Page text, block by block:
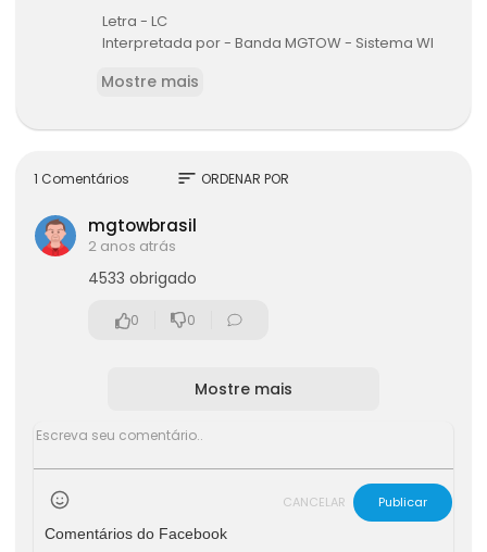
⁣⁣Letra - LC
Interpretada por - Banda MGTOW - Sistema WI
ossas plataformas -
Mostre mais
1 Comentários sort ORDENAR POR
mgtowbrasil
2 anos atrás
4533 obrigado
0 0
Mostre mais
CANCELAR
Publicar
Comentários do Facebook